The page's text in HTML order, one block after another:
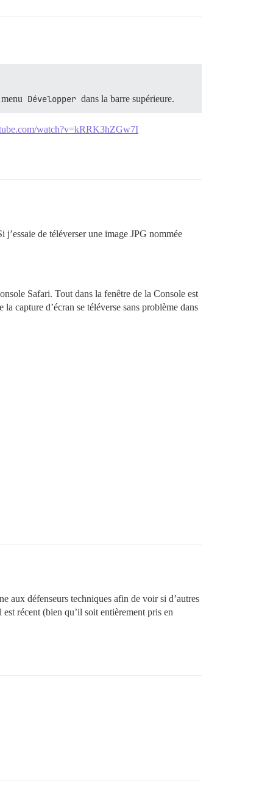
Développer dans la barre supérieure.
watch?v=kRRK3hZGw7I
de téléverser une image JPG nommée
Safari. Tout dans la fenêtre de la Console est
capture d’écran se téléverse sans problème dans
aux défenseurs techniques afin de voir si d’autres
récent (bien qu’il soit entièrement pris en